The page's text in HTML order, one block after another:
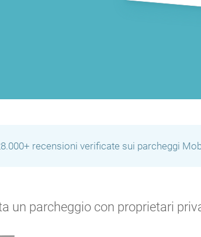
recensioni verificate sui parcheggi
un parcheggio con proprietari